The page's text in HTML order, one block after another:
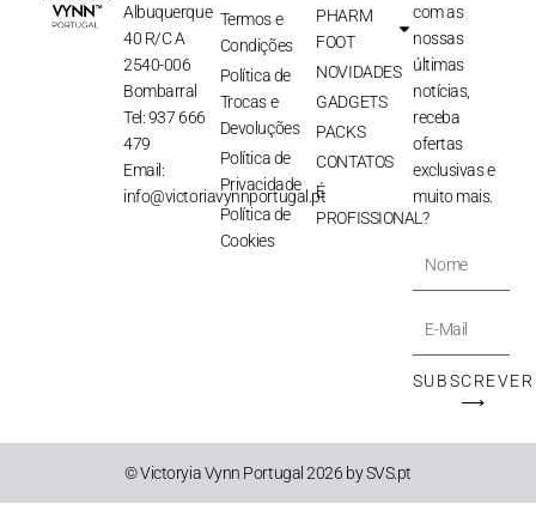
Albuquerque
40 R/C A
2540-006
Bombarral
Tel: 937 666
479
Email:
info@victoriavynnportugal.pt
Termos e
Condições
Política de
Trocas e
Devoluções
Política de
Privacidade
Política de
Cookies
PHARM
FOOT
NOVIDADES
GADGETS
PACKS
CONTATOS
É
PROFISSIONAL?
com as
nossas
últimas
notícias,
receba
ofertas
exclusivas e
muito mais.
Nome
E-
Mail
SUBSCREVER
⟶
© Victoryia Vynn Portugal 2026 by SVS.pt